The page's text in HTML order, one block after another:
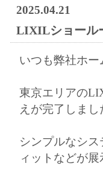
2025.04.21
LIXILショール
いつも弊社ホ
東京エリアの
えが完了しまし
シンプルなシ
ィットなどが